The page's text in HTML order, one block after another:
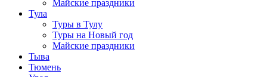
Майские праздники
Тула
Туры в Тулу
Туры на Новый год
Майские праздники
Тыва
Тюмень